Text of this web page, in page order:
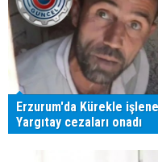
Erzurum'da Kürekle
Yargıtay cezaları onadı